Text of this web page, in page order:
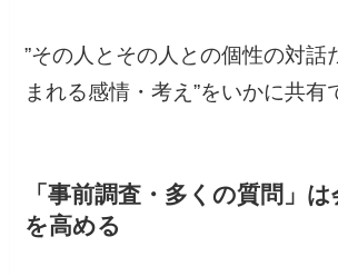
”その人とその人との個性の対話
まれる感情・考え”をいかに共有
「事前調査・多くの質問」
を高める